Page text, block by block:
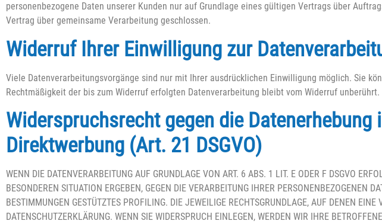
personenbezogene Daten unserer Kunden nur auf Grundlage eines gültigen Vertrags über
Vertrag über gemeinsame Verarbeitung geschlossen.
Widerruf Ihrer Einwilligung zur
Viele Datenverarbeitungsvorgänge sind nur mit Ihrer ausdrücklichen Einwilligung möglich. Sie
Rechtmäßigkeit der bis zum Widerruf erfolgten Datenverarbeitung bleibt vom Widerruf unberührt.
Widerspruchsrecht gegen die
Direktwerbung (Art. 21 DSGVO)
WENN DIE DATENVERARBEITUNG AUF GRUNDLAGE VON ART. 6 ABS. 1 LIT. E ODER F DSGVO
BESONDEREN SITUATION ERGEBEN, GEGEN DIE VERARBEITUNG IHRER PERSONENBEZOGENEN
BESTIMMUNGEN GESTÜTZTES PROFILING. DIE JEWEILIGE RECHTSGRUNDLAGE, AUF DENEN EINE
DATENSCHUTZERKLÄRUNG. WENN SIE WIDERSPRUCH EINLEGEN, WERDEN WIR IHRE